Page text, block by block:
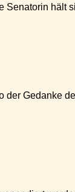
hält
der Gedanke